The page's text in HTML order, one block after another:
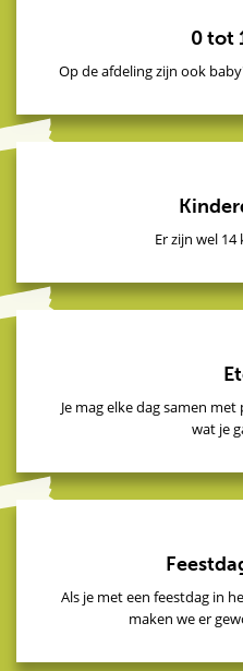
0 tot
Op de afdeling zijn ook
Er zijn wel
Je mag elke dag samen
wat je
Als je met een feestdag in
maken we er